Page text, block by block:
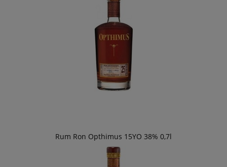
Rum Ron Opthimus 15YO 38% 0,7l